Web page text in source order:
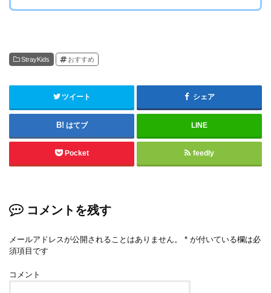
StrayKids おすすめ
ツイート シェア
はてブ LINE
Pocket feedly
コメントを残す
メールアドレスが公開されることはありません。 * が付いている欄は必
須項目です
コメント